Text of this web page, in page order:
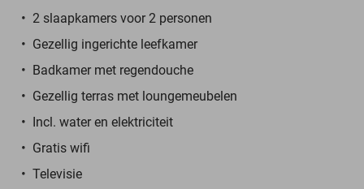
2 slaapkamers voor 2 personen
Gezellig ingerichte leefkamer
Badkamer met regendouche
Gezellig terras met loungemeubelen
Incl. water en elektriciteit
Gratis wifi
Televisie